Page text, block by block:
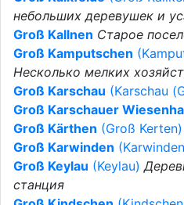
небольших деревушек и
Groß Kallnen Старое
Groß Kamputschen
Несколько мелких
Groß Karschau (Karschau
Groß Karschauer
Groß Kärthen (Groß
Groß Karwinden
Groß Keylau (Keylau)
станция